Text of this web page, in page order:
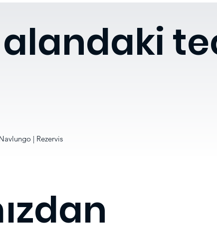
| Rezervis